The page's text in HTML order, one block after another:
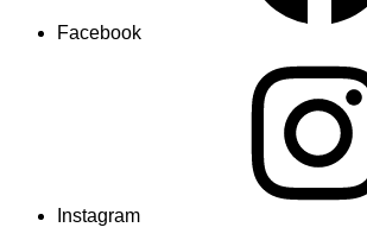
Facebook
Instagram